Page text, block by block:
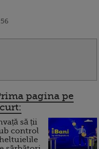
pagina pe
să ții
control